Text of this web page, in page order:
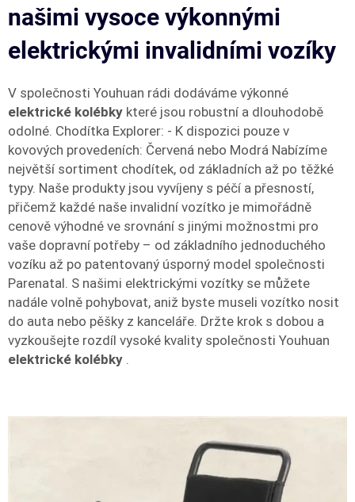
našimi vysoce výkonnými
elektrickými invalidními vozíky
V společnosti Youhuan rádi dodáváme výkonné
elektrické kolébky které jsou robustní a dlouhodobě
odolné. Chodítka Explorer: - K dispozici pouze v
kovových provedeních: Červená nebo Modrá Nabízíme
největší sortiment chodítek, od základních až po těžké
typy. Naše produkty jsou vyvíjeny s péčí a přesností,
přičemž každé naše invalidní vozítko je mimořádně
cenově výhodné ve srovnání s jinými možnostmi pro
vaše dopravní potřeby – od základního jednoduchého
vozíku až po patentovaný úsporný model společnosti
Parenatal. S našimi elektrickými vozítky se můžete
nadále volně pohybovat, aniž byste museli vozítko nosit
do auta nebo pěšky z kanceláře. Držte krok s dobou a
vyzkoušejte rozdíl vysoké kvality společnosti Youhuan
elektrické kolébky .